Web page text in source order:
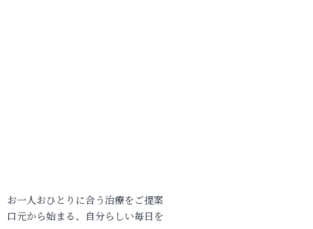
お一人おひとりに合う治療をご提案
口元から始まる、自分らしい毎日を